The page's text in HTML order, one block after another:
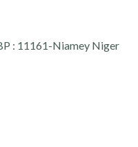
: 11161-Niamey Niger